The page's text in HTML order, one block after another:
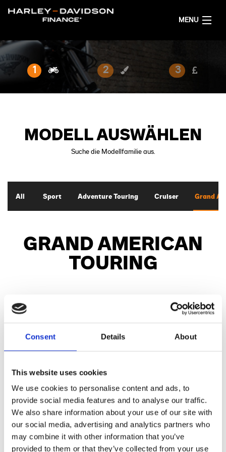
Consent Details About
This website uses cookies
We use cookies to personalise content and ads, to
provide social media features and to analyse our traffic.
We also share information about your use of our site with
our social media, advertising and analytics partners who
may combine it with other information that you’ve
provided to them or that they’ve collected from your use
MENU
FINANZIERUNGSANGEBOT RECHNEN
1 2 3
MODELL AUSWÄHLEN
Suche die Modellfamilie aus.
All Sport Adventure Touring Cruiser Grand
GRAND AMERICAN
TOURING
Street Glide™
ab 33.550,00€
Road Glide™
ab 33.550,00€
Street Glide™ Limited